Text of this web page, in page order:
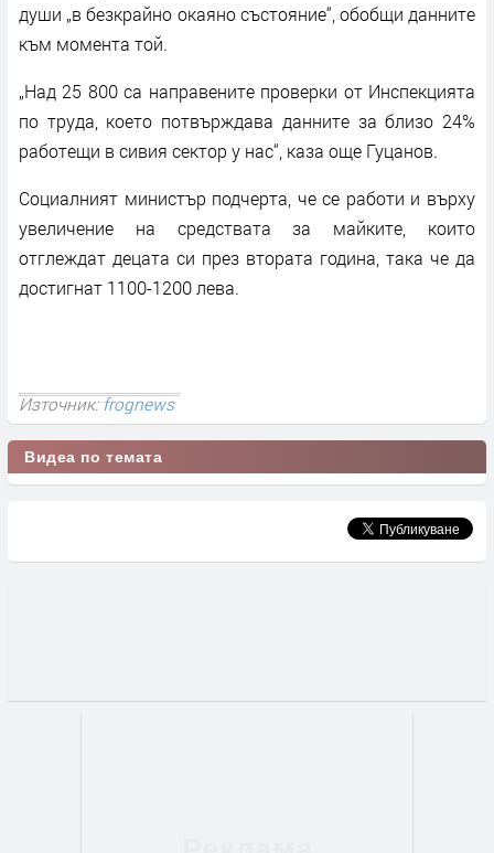
души „в безкрайно окаяно състояние“, обобщи данните
към момента той.
„Над 25 800 са направените проверки от Инспекцията
по труда, което потвърждава данните за близо 24%
работещи в сивия сектор у нас“, каза още Гуцанов.
Социалният министър подчерта, че се работи и върху
увеличение на средствата за майките, които
отглеждат децата си през втората година, така че да
достигнат 1100-1200 лева.
Източник:frognews
Видеа по темата